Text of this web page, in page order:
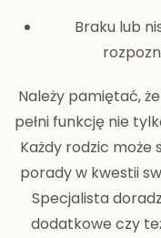
Braku lub
Należy pamiętać,
pełni funkcję nie
Każdy rodzic może
porady w kwestii
Specjalista
dodatkowe czy